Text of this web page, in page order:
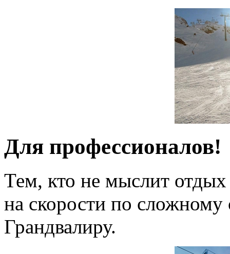
Для профессионалов!
Тем, кто не мыслит отдых
на скорости по сложному
Грандвалиру.